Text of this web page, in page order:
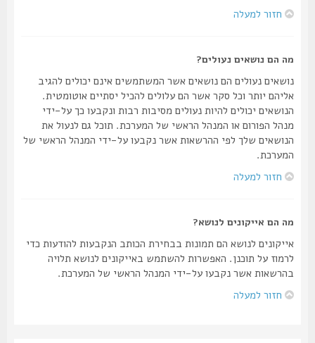
חזור למעלה
מה הם נושאים נעולים?
נושאים נעולים הם נושאים אשר המשתמשים אינם יכולים להגיב
אליהם יותר וכל סקר אשר הם עלולים להכיל יסתיים אוטומטית.
הנושאים יכולים להיות נעולים מסיבות רבות ונקבעו כך על-ידי
מנהל הפורום או המנהל הראשי של המערכת. תוכל גם לנעול את
הנושאים שלך לפי ההרשאות אשר נקבעו על-ידי המנהל הראשי של
המערכת.
חזור למעלה
מה הם אייקונים לנושא?
אייקונים לנושא הם תמונות בבחירת הכותב הנקבעות להודעות כדי
לרמוז על תוכנן. האפשרות להשתמש באייקונים לנושא תלויה
בהרשאות אשר נקבעו על-ידי המנהל הראשי של המערכת.
חזור למעלה